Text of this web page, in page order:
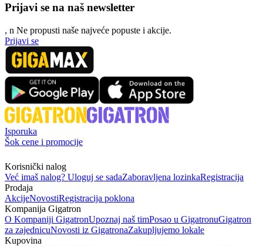
Prijavi se na naš newsletter
, n Ne propusti naše najveće popuste i akcije.
Prijavi se
Isporuka
Šok cene i promocije
Korisnički nalog
Već imaš nalog? Uloguj se sadaZaboravljena lozinkaRegistracija
Prodaja
AkcijeNovostiRegistracija poklona
Kompanija Gigatron
O Kompaniji GigatronUpoznaj naš timPosao u GigatronuGigatron
za zajednicuNovosti iz GigatronaZakupljujemo lokale
Kupovina